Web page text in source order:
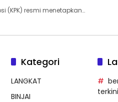
(KPK) resmi menetapkan…
Kategori
LANGKAT
BINJAI
terkini